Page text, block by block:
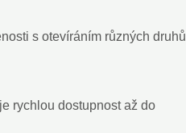
s otevíráním různých druhů
rychlou dostupnost až do